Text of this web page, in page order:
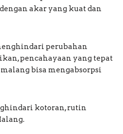
akar yang kuat dan
perubahan
pencahayaan yang tepat
bisa mengabsorpsi
kotoran, rutin